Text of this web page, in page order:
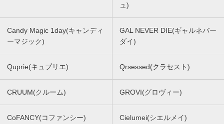
ュ)
Candy Magic 1day(キャンディ
ーマジック)
GAL NEVER DIE(ギャルネバー
ダイ)
Quprie(キュプリエ) Qrsessed(クラセスト)
CRUUM(クルーム) GROVI(グロヴィー)
CoFANCY(コファンシー) Cielumei(シエルメイ)